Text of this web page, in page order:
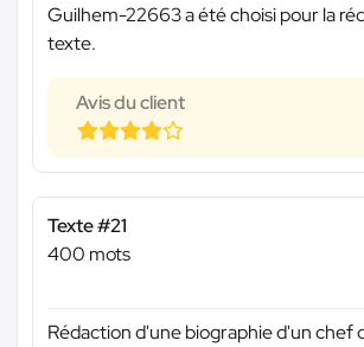
Guilhem-22663 a été choisi pour la
texte.
Avis du client
Texte #21
400 mots
Rédaction d'une biographie d'un chef